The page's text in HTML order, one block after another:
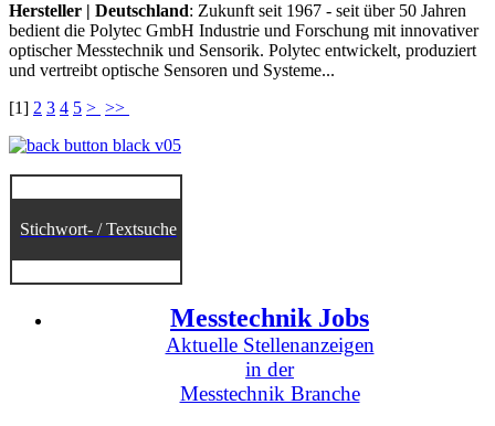
Hersteller | Deutschland: Zukunft seit 1967 - seit über 50 Jahren
bedient die Polytec GmbH Industrie und Forschung mit innovativer
optischer Messtechnik und Sensorik. Polytec entwickelt, produziert
und vertreibt optische Sensoren und Systeme...
[1] 2 3 4 5 > >>
Stichwort- / Textsuche
Messtechnik Jobs
Aktuelle Stellenanzeigen
in der
Messtechnik Branche